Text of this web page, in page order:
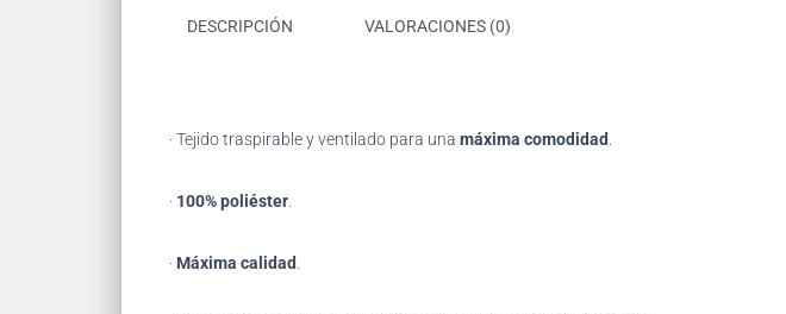
DESCRIPCIÓN VALORACIONES (0)
· Tejido traspirable y ventilado para una máxima comodidad.
· 100% poliéster.
· Máxima calidad.